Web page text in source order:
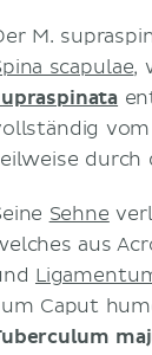
M.
scapulae,
vom
durch
Sehne
aus
Caput